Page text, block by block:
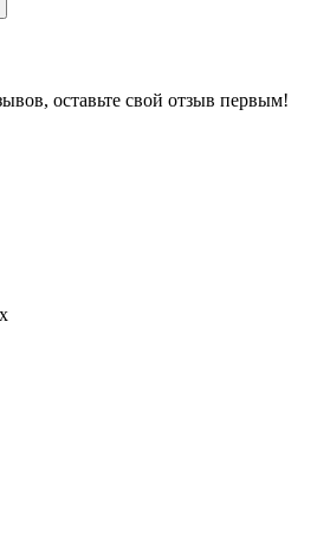
оставьте свой отзыв первым!